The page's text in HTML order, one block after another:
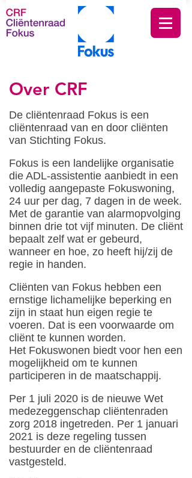
Over CRF
De cliëntenraad Fokus is een
cliëntenraad van en door cliënten
van Stichting Fokus.
Fokus is een landelijke organisatie
die ADL-assistentie aanbiedt in een
volledig aangepaste Fokuswoning,
24 uur per dag, 7 dagen in de week.
Met de garantie van alarmopvolging
binnen drie tot vijf minuten. De cliënt
bepaalt zelf wat er gebeurd,
wanneer en hoe, zo heeft hij/zij de
regie in handen.
Cliënten van Fokus hebben een
ernstige lichamelijke beperking en
zijn in staat hun eigen regie te
voeren. Dat is een voorwaarde om
cliënt te kunnen worden.
Het Fokuswonen biedt voor hen een
mogelijkheid om te kunnen
participeren in de maatschappij.
Per 1 juli 2020 is de nieuwe Wet
medezeggenschap cliëntenraden
zorg 2018 ingetreden. Per 1 januari
2021 is deze regeling tussen
bestuurder en de cliëntenraad
vastgesteld.